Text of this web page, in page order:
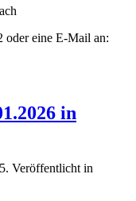
oder eine E-Mail an:
in
. Veröffentlicht in